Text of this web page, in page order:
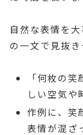
自然な表情を
の一文で見抜き
「何枚の
しい空気や
作例に、笑
表情が混ざ